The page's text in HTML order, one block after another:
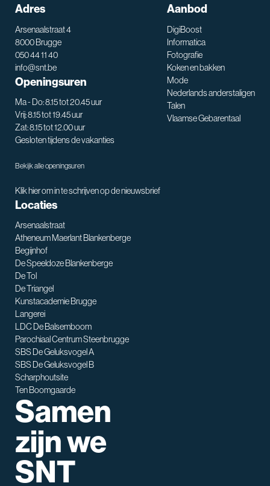
Adres
Arsenaalstraat 4
8000 Brugge
050 44 11 40
info@snt.be
Openingsuren
Ma - Do: 8.15 tot 20.45 uur
Vrij: 8.15 tot 19.45 uur
Zat: 8.15 tot 12.00 uur
Gesloten tijdens de vakanties
Bekijk alle openingsuren
Klik hier om in te schrijven op de nieuwsbrief
Aanbod
DigiBoost
Informatica
Fotografie
Koken en bakken
Mode
Nederlands anderstaligen
Talen
Vlaamse Gebarentaal
Locaties
Arsenaalstraat
Atheneum Maerlant Blankenberge
Begijnhof
De Speeldoze Blankenberge
De Tol
De Triangel
Kunstacademie Brugge
Langerei
LDC De Balsemboom
Parochiaal Centrum Steenbrugge
SBS De Geluksvogel A
SBS De Geluksvogel B
Scharphoutsite
Ten Boomgaarde
Samen
zijn we
SNT
SNT assistent
Waarmee kan ik je helpen?